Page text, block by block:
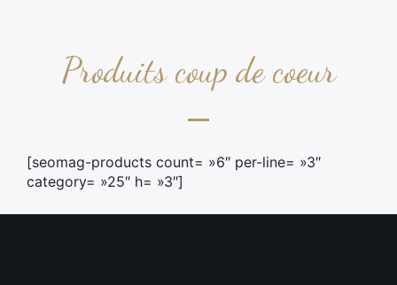
Produits coup de coeur
[seomag-products count= »6″ per-line= »3″
category= »25″ h= »3″]